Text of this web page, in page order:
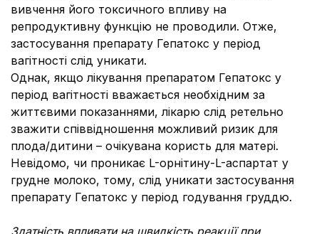
вивчення його токсичного впливу на
репродуктивну функцію не проводили. Отже,
застосування препарату Гепатокс у період
вагітності слід уникати.
Однак, якщо лікування препаратом Гепатокс у
період вагітності вважається необхідним за
життєвими показаннями, лікарю слід ретельно
зважити співвідношення можливий ризик для
плода/дитини – очікувана користь для матері.
Невідомо, чи проникає L-орнітину-L-аспартат у
грудне молоко, тому, слід уникати застосування
препарату Гепатокс у період годування груддю.
Здатність впливати на швидкість реакції при